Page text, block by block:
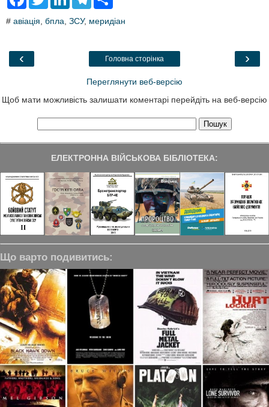
e
o
t
k
e
a
r
# авіація бпла ЗСУ, меридіан
‹ ›
Головна сторінка
Переглянути веб-версію
Щоб мати можливість залишати коментарі перейдіть на веб-версію
ЕЛЕКТРОННА ВІЙСЬКОВА БІБЛІОТЕКА:
Що варто подивитись: